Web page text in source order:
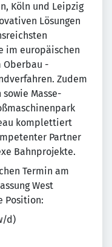
Köln und Leipzig
Lösungen
im europäischen
Oberbau -
Zudem
Masse-
komplettiert
Partner
Bahnprojekte.
Termin am
West
Position:
d)